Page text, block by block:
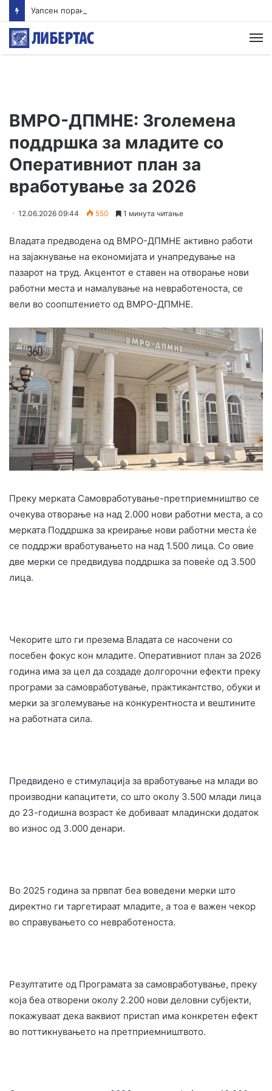
ВМРО-ДПМНЕ: Зголемена
поддршка за младите со
Оперативниот план за
вработување за 2026
12.06.2026 09:44 550 1 минута читање
Владата предводена од ВМРО-ДПМНЕ активно работи
на зајакнување на економијата и унапредување на
пазарот на труд. Акцентот е ставен на отворање нови
работни места и намалување на невработеноста, се
вели во соопштението од ВМРО-ДПМНЕ.
Преку мерката Самовработување-претприемништво се
очекува отворање на над 2.000 нови работни места, a со
мерката Поддршка за креирање нови работни места ќе
се поддржи вработувањето на над 1.500 лица. Со овие
две мерки се предвидува поддршка за повеќе од 3.500
лица.
Чекорите што ги презема Владата се насочени со
посебен фокус кон младите. Оперативниот план за 2026
година има за цел да создаде долгорочни ефекти преку
програми за самовработување, практикантство, обуки и
мерки за зголемување на конкурентноста и вештините
на работната сила.
Предвидено е стимулација за вработување на млади во
производни капацитети, со што околу 3.500 млади лица
до 23-годишна возраст ќе добиваат младински додаток
во износ од 3.000 денари.
Во 2025 година за првпат беа воведени мерки што
директно ги таргетираат младите, а тоа е важен чекор
во справувањето со невработеноста.
Резултатите од Програмата за самовработување, преку
која беа отворени околу 2.200 нови деловни субјекти,
покажуваат дека ваквиот пристап има конкретен ефект
во поттикнувањето на претприемништвото.